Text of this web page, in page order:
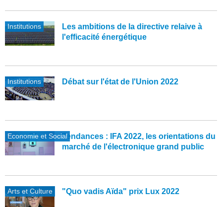
Institutions
Les ambitions de la directive relaive à
l'efficacité énergétique
Institutions Débat sur l'état de l'Union 2022
Economie et SocialTendances : IFA 2022, les orientations du
marché de l'électronique grand public
Arts et Culture "Quo vadis Aïda" prix Lux 2022